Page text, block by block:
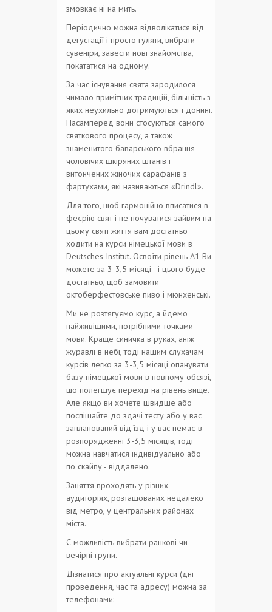
змовкає ні на мить.
Періодично можна відволікатися від
дегустації і просто гуляти, вибрати
сувеніри, завести нові знайомства,
покататися на одному.
За час існування свята зародилося
чимало примітних традицій, більшість з
яких неухильно дотримуються і донині.
Насамперед вони стосуються самого
святкового процесу, а також
знаменитого баварського вбрання —
чоловічих шкіряних штанів і
витончених жіночих сарафанів з
фартухами, які називаються «Drindl».
Для того, щоб гармонійно вписатися в
феєрію свят і не почуватися зайвим на
цьому святі життя вам достатньо
ходити на курси німецької мови в
Deutsches Institut. Освоїти рівень А1 Ви
можете за 3-3,5 місяці - і цього буде
достатньо, щоб замовити
октоберфестовське пиво і мюнхенські.
Ми не розтягуємо курс, а йдемо
найживішими, потрібними точками
мови. Краще синичка в руках, аніж
журавлі в небі, тоді нашим слухачам
курсів легко за 3-3,5 місяці опанувати
базу німецької мови в повному обсязі,
що полегшує перехід на рівень вище.
Але якщо ви хочете швидше або
поспішайте до здачі тесту або у вас
запланований від'їзд і у вас немає в
розпорядженні 3-3,5 місяців, тоді
можна навчатися індивідуально або
по скайпу - віддалено.
Заняття проходять у різних
аудиторіях, розташованих недалеко
від метро, ​​у центральних районах
міста.
Є можливість вибрати ранкові чи
вечірні групи.
Дізнатися про актуальні курси (дні
проведення, час та адресу) можна за
телефонами: